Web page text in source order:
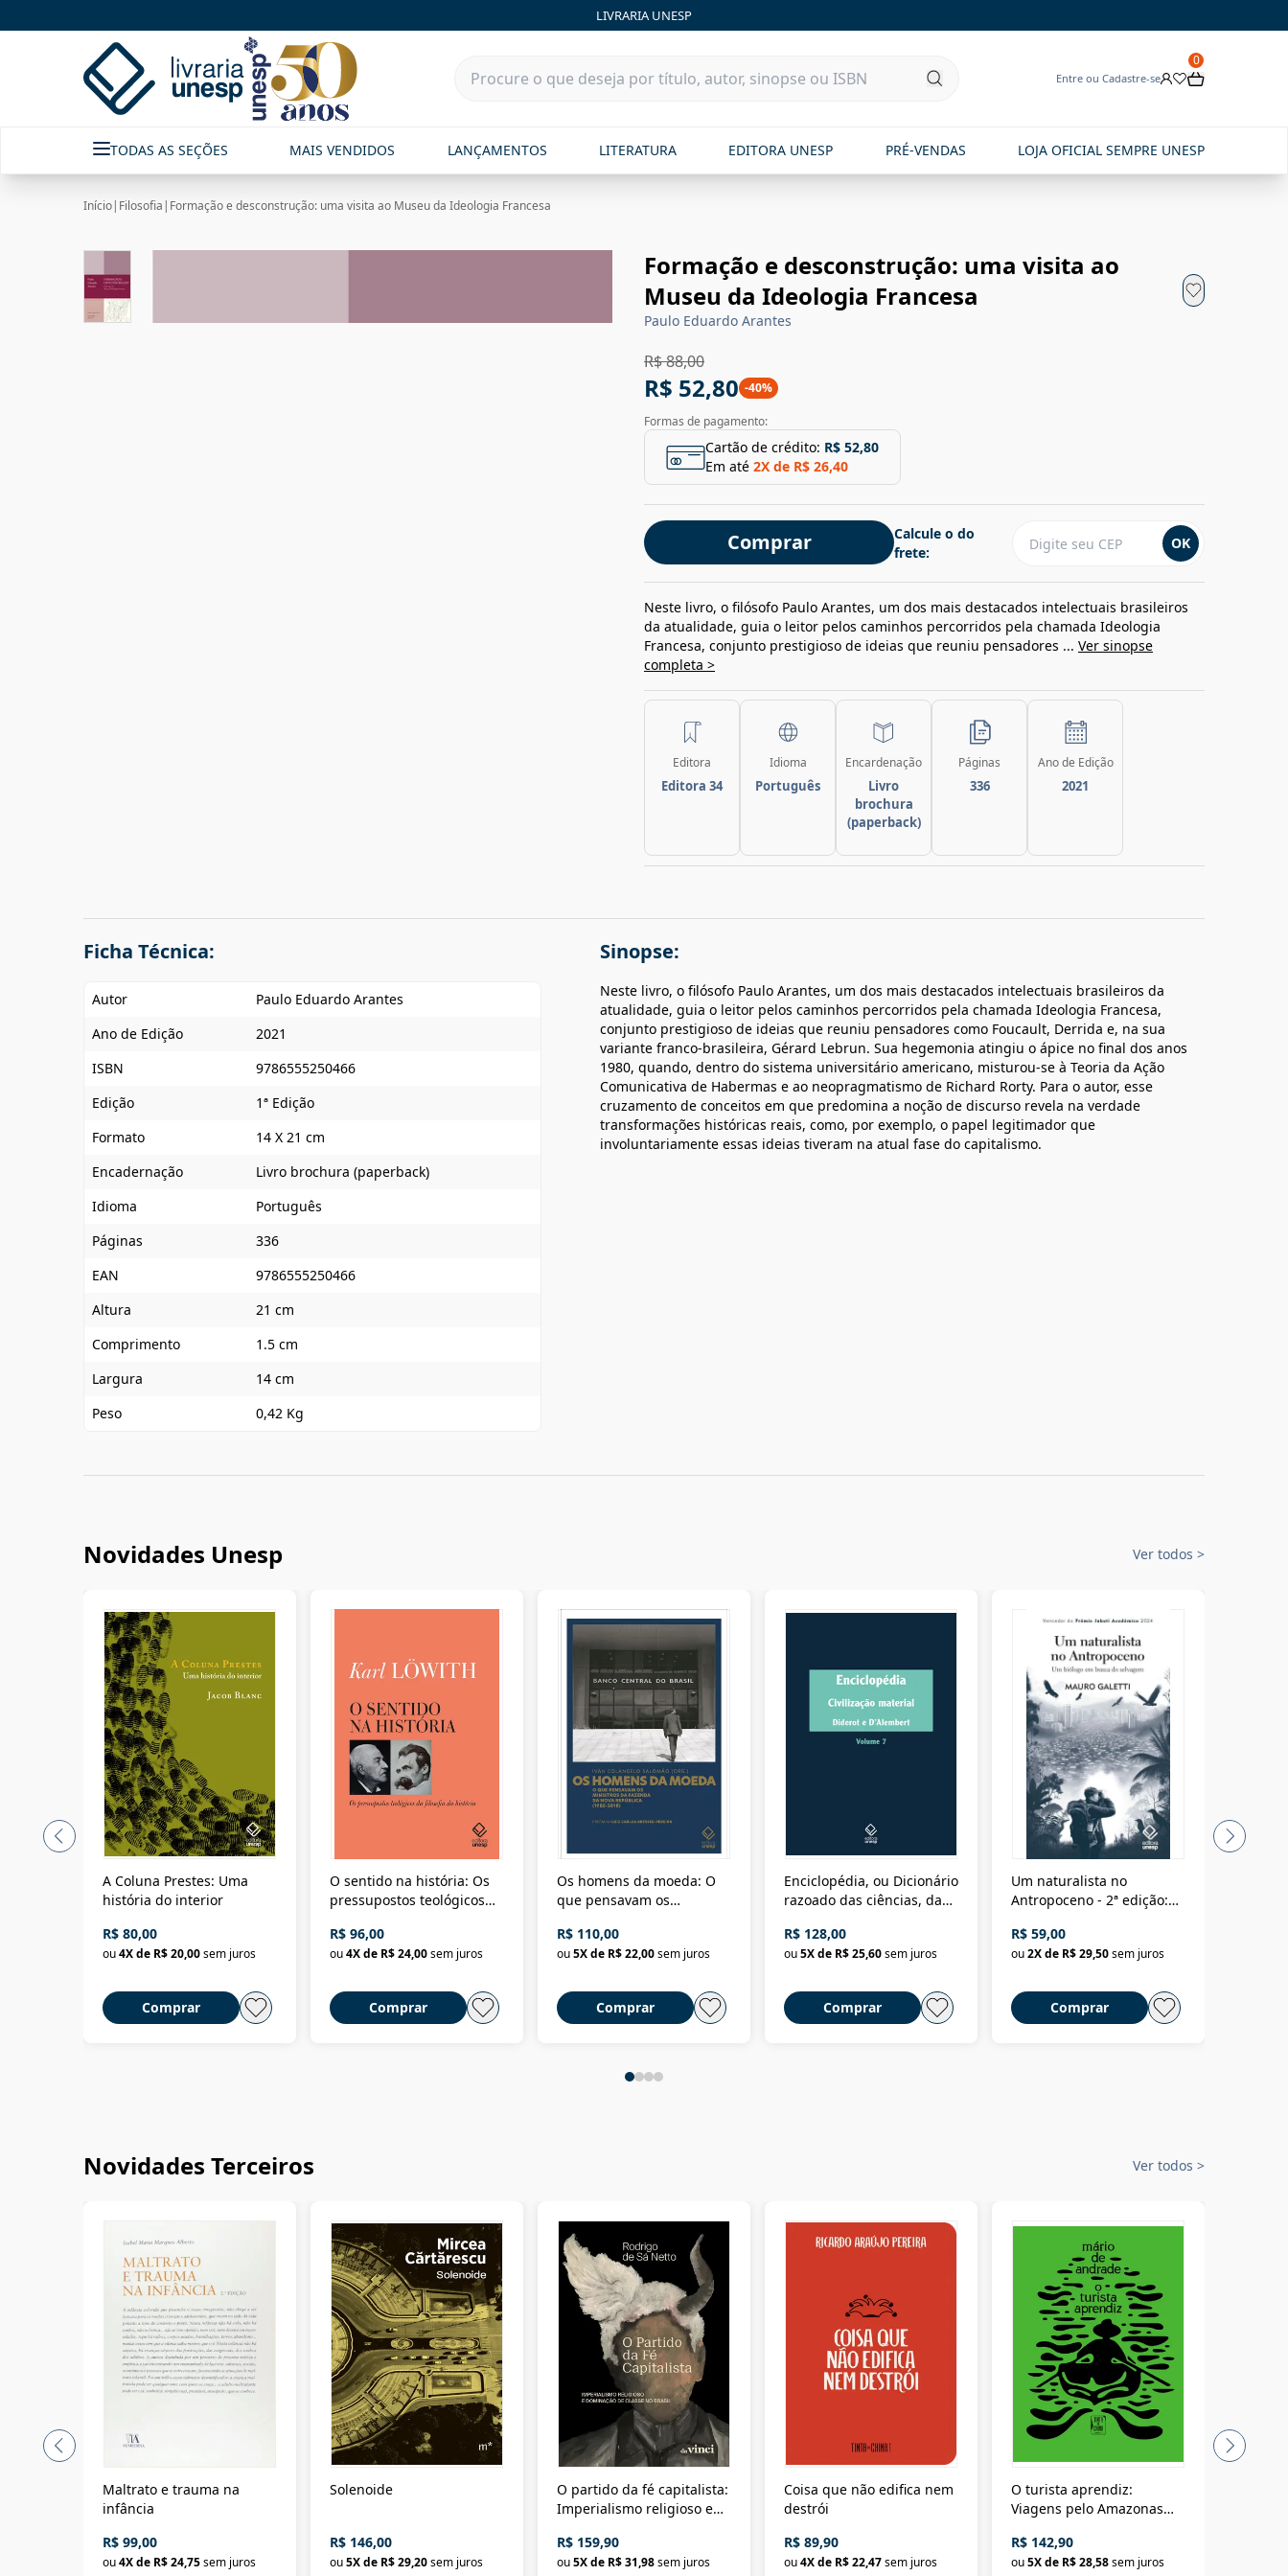
LIVRARIA UNESP
Entre ou Cadastre-se
0
TODAS AS SEÇÕES MAIS VENDIDOS LANÇAMENTOS LITERATURA EDITORA UNESP PRÉ-VENDAS LOJA OFICIAL SEMPRE UNESP
Início| Filosofia | Formação e desconstrução: uma visita ao Museu da Ideologia Francesa
Formação e desconstrução: uma visita ao
Museu da Ideologia Francesa
Paulo Eduardo Arantes
R$ 88,00
R$ 52,80 -40%
Formas de pagamento:
Cartão de crédito: R$ 52,80
Em até 2X de R$ 26,40
Comprar
Calcule o do
frete:
OK
Neste livro, o filósofo Paulo Arantes, um dos mais destacados intelectuais brasileiros
da atualidade, guia o leitor pelos caminhos percorridos pela chamada Ideologia
Francesa, conjunto prestigioso de ideias que reuniu pensadores ... Ver sinopse
completa >
Editora
Editora 34
Idioma
Português
Encardenação
Livro
brochura
(paperback)
Páginas
336
Ano de Edição
2021
Ficha Técnica:
Autor
Paulo Eduardo Arantes
Ano de Edição
2021
ISBN
9786555250466
Edição
1ª Edição
Formato
14 X 21 cm
Encadernação
Livro brochura (paperback)
Idioma
Português
Páginas
336
EAN
9786555250466
Altura
21 cm
Comprimento
1.5 cm
Largura
14 cm
Peso
0,42 Kg
Sinopse:
Neste livro, o filósofo Paulo Arantes, um dos mais destacados intelectuais brasileiros da
atualidade, guia o leitor pelos caminhos percorridos pela chamada Ideologia Francesa,
conjunto prestigioso de ideias que reuniu pensadores como Foucault, Derrida e, na sua
variante franco-brasileira, Gérard Lebrun. Sua hegemonia atingiu o ápice no final dos anos
1980, quando, dentro do sistema universitário americano, misturou-se à Teoria da Ação
Comunicativa de Habermas e ao neopragmatismo de Richard Rorty. Para o autor, esse
cruzamento de conceitos em que predomina a noção de discurso revela na verdade
transformações históricas reais, como, por exemplo, o papel legitimador que
involuntariamente essas ideias tiveram na atual fase do capitalismo.
Novidades Unesp Ver todos >
A Coluna Prestes: Uma
história do interior
R$ 80,00
ou4X de R$ 20,00sem juros
Comprar
O sentido na história: Os
pressupostos teológicos
R$ 96,00
ou4X de R$ 24,00sem juros
Comprar
Os homens da moeda: O
que pensavam os
Nova República (1985-
2018)
R$ 110,00
ou5X de R$ 22,00sem juros
Comprar
Enciclopédia, ou Dicionário
razoado das ciências, das
Civilização material
R$ 128,00
ou5X de R$ 25,60sem juros
Comprar
Um naturalista no
Antropoceno - 2ª edição:
selvagem
R$ 59,00
ou2X de R$ 29,50sem juros
Comprar
Novidades Terceiros Ver todos >
Maltrato e trauma na
infância
R$ 99,00
ou4X de R$ 24,75sem juros
Solenoide
R$ 146,00
ou5X de R$ 29,20sem juros
O partido da fé capitalista:
Imperialismo religioso e
Brasil
R$ 159,90
ou5X de R$ 31,98sem juros
Coisa que não edifica nem
destrói
R$ 89,90
ou4X de R$ 22,47sem juros
O turista aprendiz:
Viagens pelo Amazonas
até a Bolívia e por Marajó
até dizer chega
R$ 142,90
ou5X de R$ 28,58sem juros